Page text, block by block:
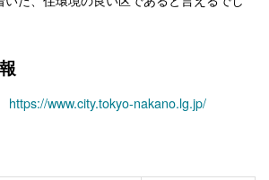
https://www.city.tokyo-nakano.lg.jp/